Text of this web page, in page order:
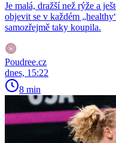
Je malá, dražší než rýže a
objevit se v každém
samozřejmě taky koupila.
Poudree.cz
dnes, 15:22
8 min